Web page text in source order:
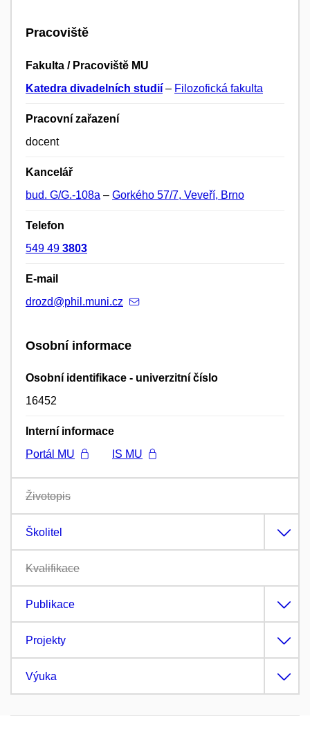
Pracoviště
Fakulta / Pracoviště MU
Katedra divadelních studií – Filozofická fakulta
Pracovní zařazení
docent
Kancelář
bud. G/G.-108a – Gorkého 57/7, Veveří, Brno
Telefon
549 49 3803
E-mail
drozd@phil.muni.cz
Osobní informace
Osobní identifikace - univerzitní číslo
16452
Interní informace
Portál MU
IS MU
Životopis
Školitel
Kvalifikace
Publikace
Projekty
Výuka